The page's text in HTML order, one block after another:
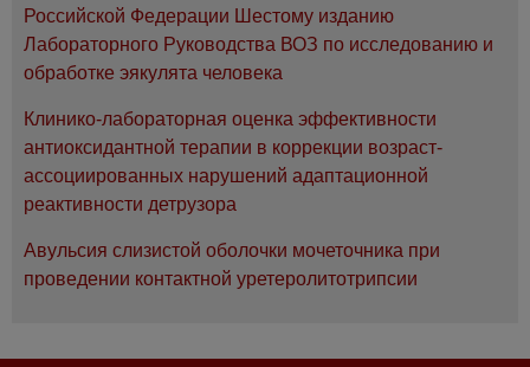
Российской Федерации Шестому изданию
Лабораторного Руководства ВОЗ по исследованию и
обработке эякулята человека
Клинико-лабораторная оценка эффективности
антиоксидантной терапии в коррекции возраст-
ассоциированных нарушений адаптационной
реактивности детрузора
Авульсия слизистой оболочки мочеточника при
проведении контактной уретеролитотрипсии